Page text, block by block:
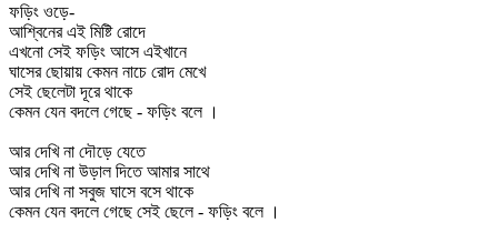
ফড়িং ওড়ে-
আশ্বিনের এই মিষ্টি রোদে
এখনো সেই ফড়িং আসে এইখানে
ঘাসের ছোয়ায় কেমন নাচে রোদ মেখে
সেই ছেলেটা দূরে থাকে
কেমন যেন বদলে গেছে - ফড়িং বলে ।
আর দেখি না দৌড়ে যেতে
আর দেখি না উড়াল দিতে আমার সাথে
আর দেখি না সবুজ ঘাসে বসে থাকে
কেমন যেন বদলে গেছে সেই ছেলে - ফড়িং বলে ।